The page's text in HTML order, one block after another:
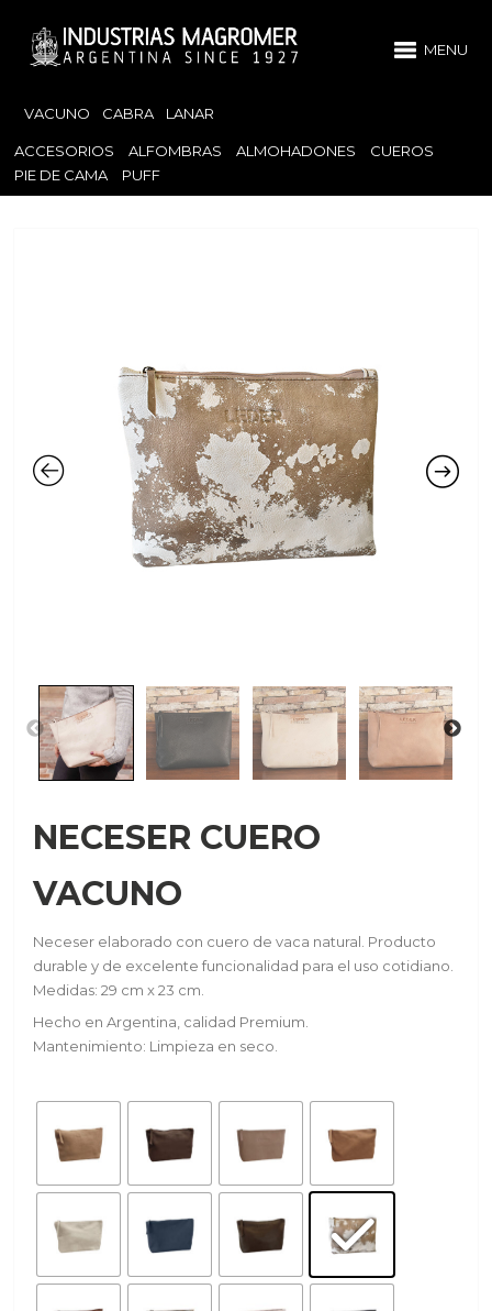
MENU
VACUNO CABRA LANAR
ACCESORIOS ALFOMBRAS ALMOHADONES
CUEROS
PIE DE CAMA
PUFF
NECESER CUERO
VACUNO
Neceser elaborado con cuero de vaca natural. Producto
durable y de excelente funcionalidad para el uso cotidiano.
Medidas: 29 cm x 23 cm.
Hecho en Argentina, calidad Premium.
Mantenimiento: Limpieza en seco.